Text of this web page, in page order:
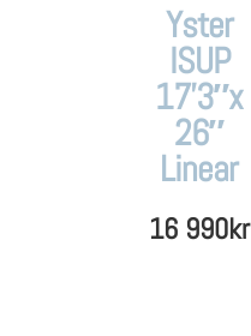
Yster
ISUP
17’3″x
26″
Linear
16 990kr